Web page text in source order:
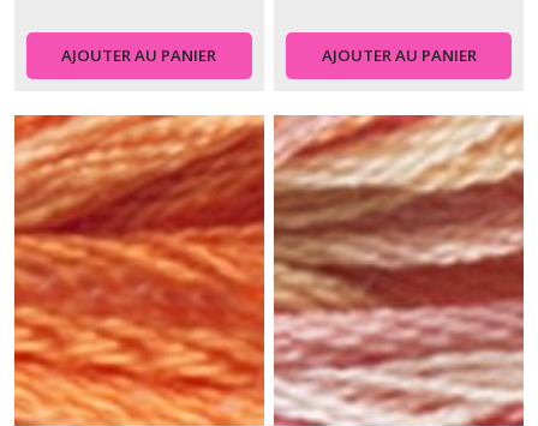
AJOUTER AU PANIER AJOUTER AU PANIER